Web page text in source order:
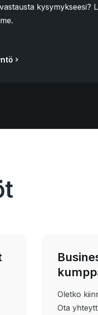
kysymykseesi?
Oletko
Ota